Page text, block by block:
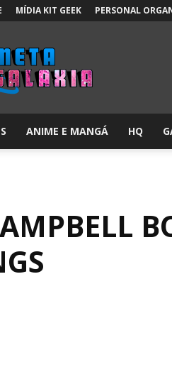
MÍDIA KIT GEEK PERSONAL
Galáxia:
ANIME E MANGÁ HQ